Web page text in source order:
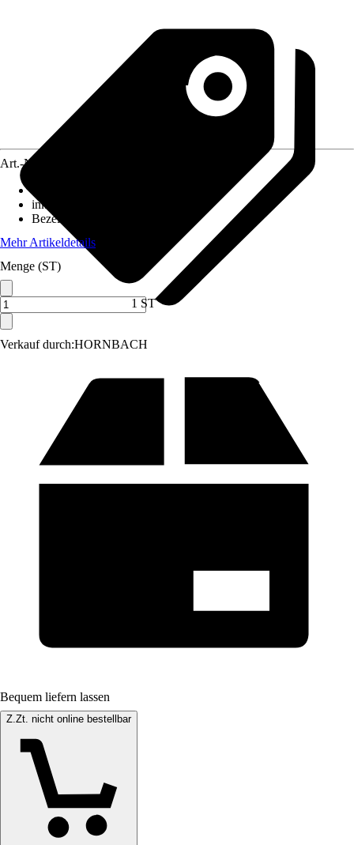
Verkauf durch:HORNBACH
Art.-Nr.
inklusive Leuchtmittel
Bezeichnung Fassung
Mehr Artikeldetails
Menge (ST)
1 ST
Bequem liefern lassen
Z.Zt. nicht online bestellbar